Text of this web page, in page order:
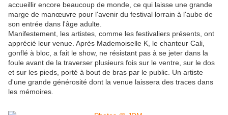
accueillir encore beaucoup de monde, ce qui laisse une grande
marge de manœuvre pour l'avenir du festival lorrain à l'aube de
son entrée dans l'âge adulte.
Manifestement, les artistes, comme les festivaliers présents, ont
apprécié leur venue. Après Mademoiselle K, le chanteur Cali,
gonflé à bloc, a fait le show, ne résistant pas à se jeter dans la
foule avant de la traverser plusieurs fois sur le ventre, sur le dos
et sur les pieds, porté à bout de bras par le public. Un artiste
d'une grande générosité dont la venue laissera des traces dans
les mémoires.